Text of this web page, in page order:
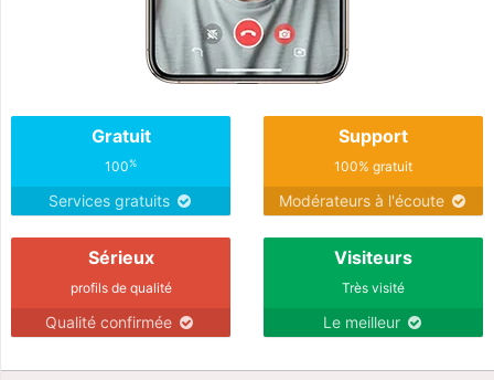
Gratuit
100%
Services gratuits
Support
100% gratuit
Modérateurs à l'écoute
Sérieux
profils de qualité
Qualité confirmée
Visiteurs
Très visité
Le meilleur